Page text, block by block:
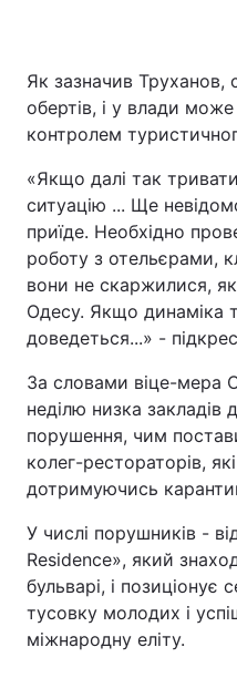
Як зазначив Труханов,
обертів, і у влади
контролем
«Якщо далі так
ситуацію ... Ще
приїде. Необхідно
роботу з отельєрами,
вони не скаржилися,
Одесу. Якщо динаміка
доведеться...» -
За словами віце-мера
неділю низка закладів
порушення, чим
колег-рестораторів,
дотримуючись
У числі порушників -
Residence», який
бульварі, і
тусовку молодих і
міжнародну еліту.